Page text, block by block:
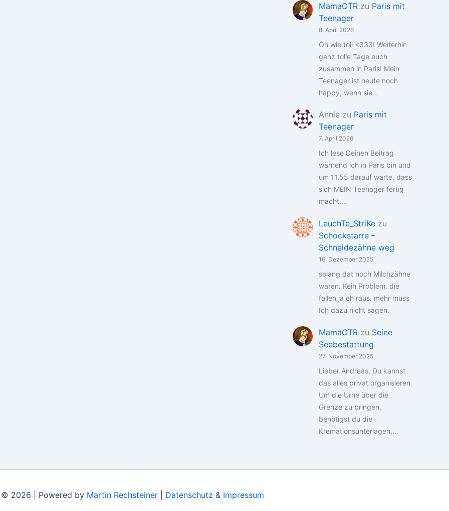
MamaOTR zu Paris mit
Teenager
8. April 2026
Oh wie toll <333! Weiterhin
ganz tolle Tage euch
zusammen in Paris! Mein
Teenager ist heute noch
happy, wenn sie…
Annie zu Paris mit
Teenager
7. April 2026
Ich lese Deinen Beitrag
während ich in Paris bin und
um 11.55 darauf warte, dass
sich MEIN Teenager fertig
macht,…
LeuchTe_StriKe zu
Schockstarre –
Schneidezähne weg
16. Dezember 2025
solang dat noch Milchzähne
waren. Kein Problem. die
fallen ja eh raus. mehr muss
Ich dazu nicht sagen.
MamaOTR zu Seine
Seebestattung
27. November 2025
Lieber Andreas, Du kannst
das alles privat organisieren.
Um die Urne über die
Grenze zu bringen,
benötigst du die
Kremationsunterlagen,…
2026 | Powered by Martin Rechsteiner Datenschutz & Impressum